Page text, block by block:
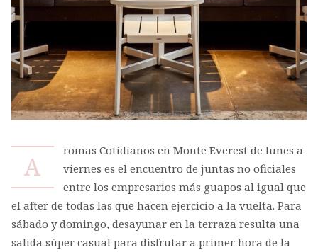
A
romas Cotidianos en Monte Everest de lunes a
viernes es el encuentro de juntas no oficiales
entre los empresarios más guapos al igual que
el after de todas las que hacen ejercicio a la vuelta. Para
sábado y domingo, desayunar en la terraza resulta una
salida súper casual para disfrutar a primer hora de la